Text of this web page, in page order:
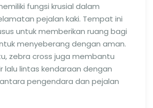
fungsi krusial dalam
pejalan kaki. Tempat ini
untuk memberikan ruang bagi
menyeberang dengan aman.
zebra cross juga membantu
lalu lintas kendaraan dengan
pengendara dan pejalan